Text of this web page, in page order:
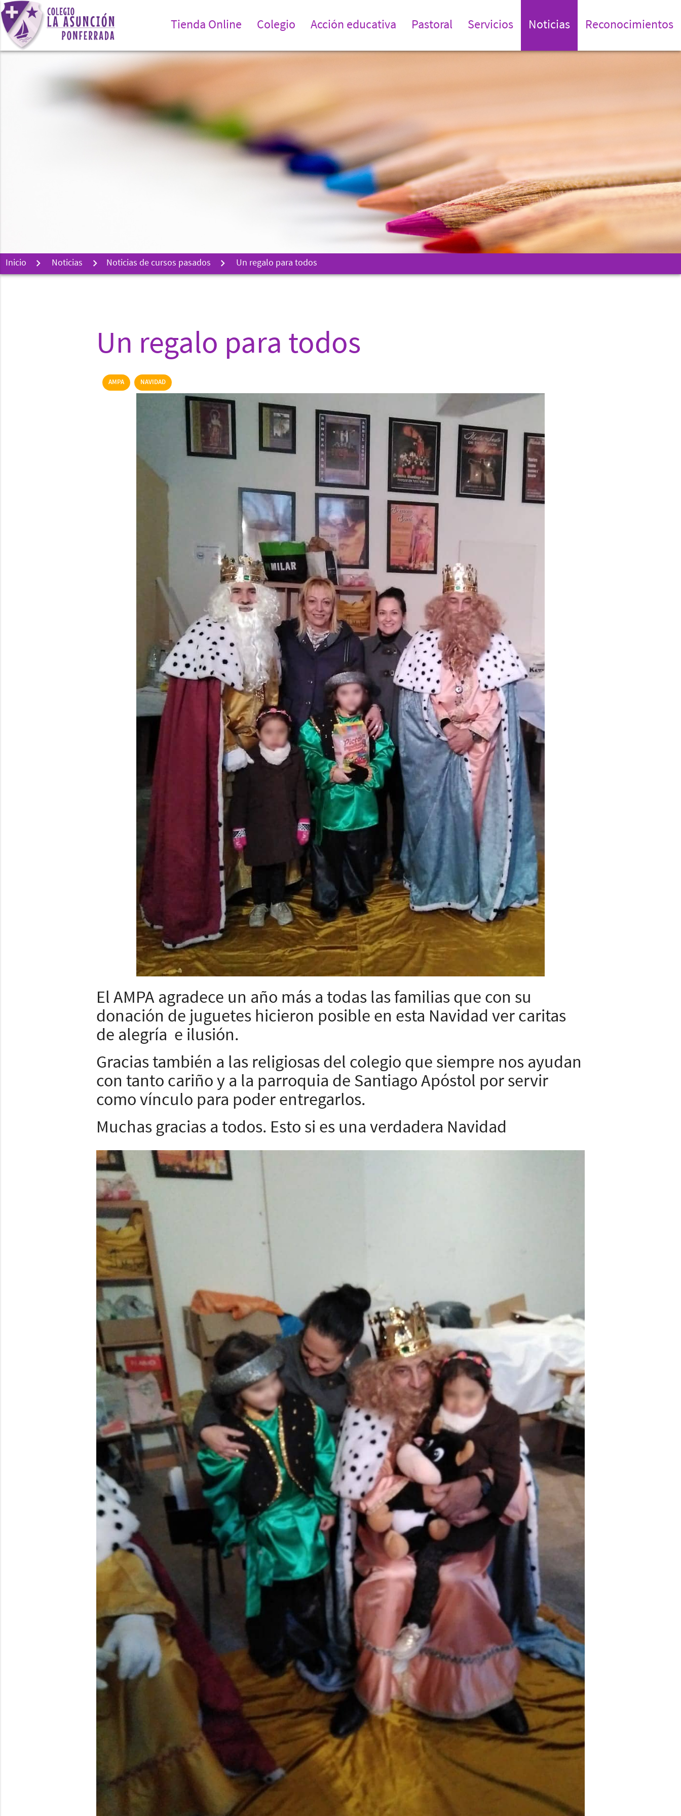
Tienda Online Colegio Acción educativa Pastoral Servicios Noticias Reconocimientos
Inicio Noticias Noticias de cursos pasados Un regalo para todos
Un regalo para todos
AMPA NAVIDAD
El AMPA agradece un año más a todas las familias que con su
donación de juguetes hicieron posible en esta Navidad ver caritas
de alegría e ilusión.
Gracias también a las religiosas del colegio que siempre nos ayudan
con tanto cariño y a la parroquia de Santiago Apóstol por servir
como vínculo para poder entregarlos.
Muchas gracias a todos. Esto si es una verdadera Navidad